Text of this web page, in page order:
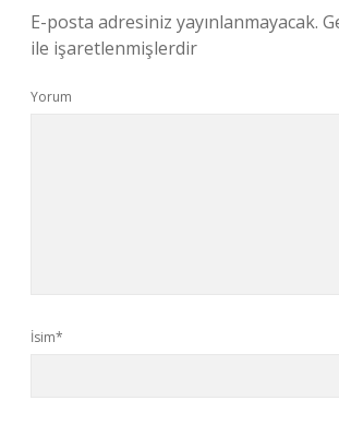
E-posta adresiniz yayınlanmayacak.
ile işaretlenmişlerdir
Yorum
İsim*